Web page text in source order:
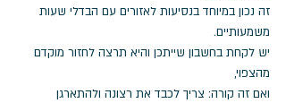
זה נכון במיוחד בנסיעות לאזורים עם הבדלי שעות
משמעותיים.
יש לקחת בחשבון שייתכן והיא תרצה לחזור מוקדם
מהצפוי,
ואם זה קורה: צריך לכבד את רצונה ולהתארגן